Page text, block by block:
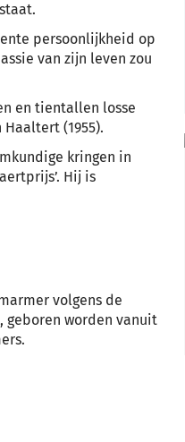
persoonlijkheid op
van zijn leven zou
en tientallen losse
(1955).
kringen in
Hij is
volgens de
geboren worden vanuit